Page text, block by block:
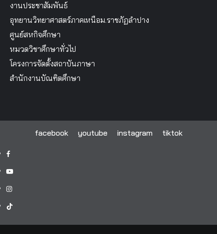
งานประชาสัมพันธ์
อุทยานวิทยาศาสตร์ภาคเหนือม.ราชภัฏลำปาง
ศูนย์สหกิจศึกษา
หมวดวิชาศึกษาทั่วไป
โครงการจัดตั้งสถาบันภาษา
สำนักงานบัณฑิตศึกษา
facebook youtube instagram tiktok
facebook
youtube
instagram
tiktok